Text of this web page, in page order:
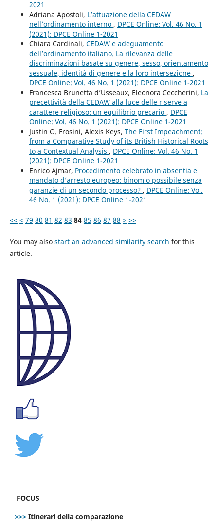
2021
Adriana Apostoli, L’attuazione della CEDAW
nell’ordinamento interno , DPCE Online: Vol. 46 No. 1
(2021): DPCE Online 1-2021
Chiara Cardinali, CEDAW e adeguamento
dell’ordinamento italiano. La rilevanza delle
discriminazioni basate su genere, sesso, orientamento
sessuale, identità di genere e la loro intersezione ,
DPCE Online: Vol. 46 No. 1 (2021): DPCE Online 1-2021
Francesca Brunetta d’Usseaux, Eleonora Ceccherini, La
precettività della CEDAW alla luce delle riserve a
carattere religioso: un equilibrio precario , DPCE
Online: Vol. 46 No. 1 (2021): DPCE Online 1-2021
Justin O. Frosini, Alexis Keys, The First Impeachment:
from a Comparative Study of its British Historical Roots
to a Contextual Analysis , DPCE Online: Vol. 46 No. 1
(2021): DPCE Online 1-2021
Enrico Ajmar, Procedimento celebrato in absentia e
mandato d’arresto europeo: binomio possibile senza
garanzie di un secondo processo? , DPCE Online: Vol.
46 No. 1 (2021): DPCE Online 1-2021
<< < 79 80 81 82 83 84 85 86 87 88 > >>
You may also start an advanced similarity search for this
article.
FOCUS
>>> Itinerari della comparazione